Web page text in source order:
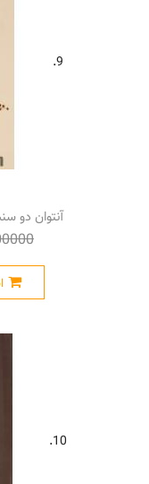
9.
آنتوان دو
10.